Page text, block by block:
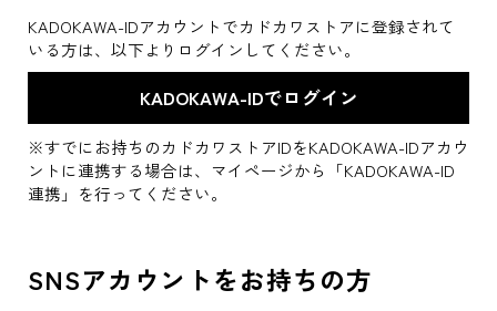
KADOKAWA-IDアカウントでカドカワストアに登録されて
いる方は、以下よりログインしてください。
※すでにお持ちのカドカワストアIDをKADOKAWA-IDアカウ
ントに連携する場合は、マイページから「KADOKAWA-ID
連携」を行ってください。
SNSアカウントをお持ちの方